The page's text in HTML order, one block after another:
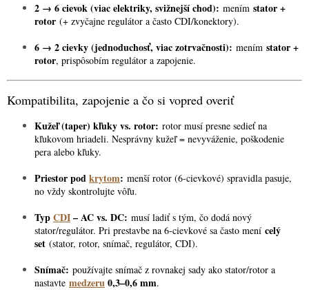
2 → 6 cievok (viac elektriky, svižnejší chod): mením stator +
rotor (+ zvyčajne regulátor a často CDI/konektory).
6 → 2 cievky (jednoduchosť, viac zotrvačnosti): mením stator +
rotor, prispôsobím regulátor a zapojenie.
Kompatibilita, zapojenie a čo si vopred overiť
Kužeľ (taper) kľuky vs. rotor: rotor musí presne sedieť na
kľukovom hriadeli. Nesprávny kužeľ = nevyváženie, poškodenie
pera alebo kľuky.
Priestor podkrytom: menší rotor (6-cievkové) spravidla pasuje,
no vždy skontrolujte vôľu.
TypCDI– AC vs. DC: musí ladiť s tým, čo dodá nový
stator/regulátor. Pri prestavbe na 6-cievkové sa často mení celý
set (stator, rotor, snímač, regulátor, CDI).
Snímač: používajte snímač z rovnakej sady ako stator/rotor a
nastavte medzeru0,3–0,6 mm.